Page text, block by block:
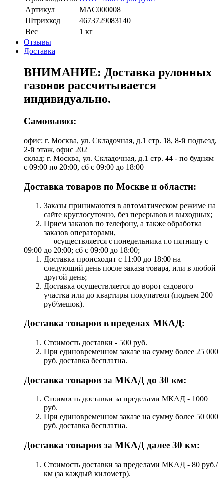
Артикул
МАС000008
Штрихкод
4673729083140
Вес
1 кг
Отзывы
Доставка
ВНИМАНИЕ: Доставка рулонных
газонов рассчитывается
индивидуально.
Самовывоз:
офис: г. Москва, ул. Складочная, д.1 стр. 18, 8-й подъезд,
2-й этаж, офис 202
склад: г. Москва, ул. Складочная, д.1 стр. 44 - по будням
с 09:00 по 20:00, сб с 09:00 до 18:00
Доставка товаров по Москве и области:
Заказы принимаются в автоматическом режиме на
сайте круглосуточно, без перерывов и выходных;
Прием заказов по телефону, а также обработка
заказов операторами,
осуществляется с понедельника по пятницу с
09:00 до 20:00; сб с 09:00 до 18:00;
Доставка происходит с 11:00 до 18:00 на
следующий день после заказа товара, или в любой
другой день;
Доставка осуществляется до ворот садового
участка или до квартиры покупателя (подъем 200
руб/мешок).
Доставка товаров в пределах МКАД:
Стоимость доставки - 500 руб.
При единовременном заказе на сумму более 25 000
руб. доставка бесплатна.
Доставка товаров за МКАД до 30 км:
Стоимость доставки за пределами МКАД - 1000
руб.
При единовременном заказе на сумму более 50 000
руб. доставка бесплатна.
Доставка товаров за МКАД далее 30 км:
Стоимость доставки за пределами МКАД - 80 руб./
км (за каждый километр).